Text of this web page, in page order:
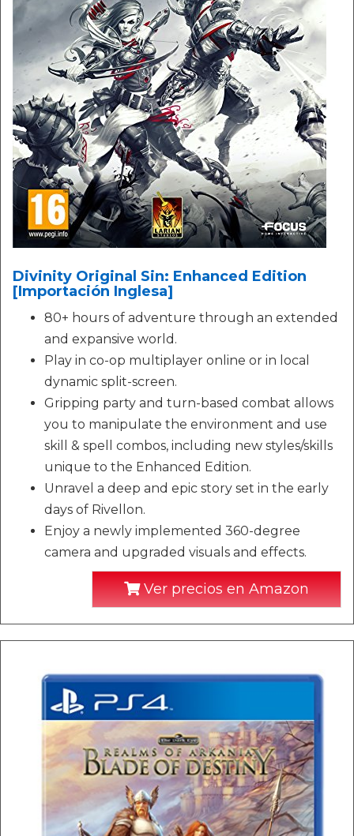
Divinity Original Sin: Enhanced Edition
[Importación Inglesa]
80+ hours of adventure through an extended
and expansive world.
Play in co-op multiplayer online or in local
dynamic split-screen.
Gripping party and turn-based combat allows
you to manipulate the environment and use
skill & spell combos, including new styles/skills
unique to the Enhanced Edition.
Unravel a deep and epic story set in the early
days of Rivellon.
Enjoy a newly implemented 360-degree
camera and upgraded visuals and effects.
Ver precios en Amazon